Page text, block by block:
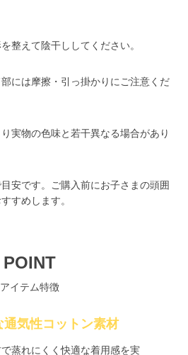
整えて陰干ししてください。
には摩擦・引っ掛かりにご注意くだ
実物の色味と若干異なる場合があり
安です。ご購入前にお子さまの頭囲
すめします。
POINT
アイテム特徴
通気性コットン素材
蒸れにくく快適な着用感を実